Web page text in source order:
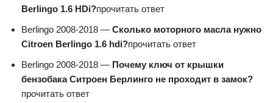
Berlingo 1.6 HDi?прочитать ответ
Berlingo 2008-2018 — Сколько моторного масла нужно
Citroen Berlingo 1.6 hdi?прочитать ответ
Berlingo 2008-2018 — Почему ключ от крышки
бензобака Ситроен Берлинго не проходит в замок?
прочитать ответ